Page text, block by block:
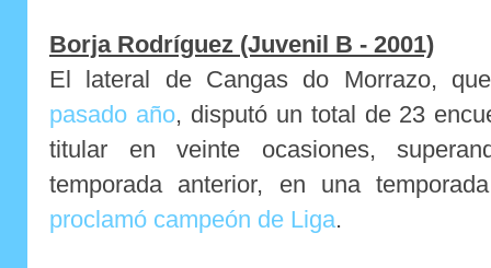
Borja Rodríguez (Juvenil B - 2001)
El lateral de Cangas do Morrazo,
pasado año, disputó un total de 23
titular en veinte ocasiones,
temporada anterior, en una
proclamó campeón de Liga.